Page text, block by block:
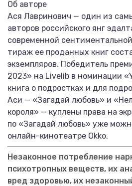
Об авторе
Ася Лавринович — один из
авторов российского янг
современной
тираж ее проданных книг
экземпляров. Победитель
2023» на Livelib в номинации
книга о подростках и для
Аси — «Загадай любовь» и
короля» — куплены права на
по «Загадай любовь» уже
онлайн-кинотеатре Okko.
Незаконное потребление
психотропных веществ, их
вред здоровью, их